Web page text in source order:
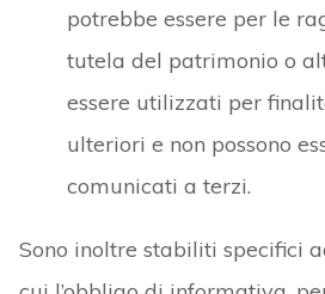
potrebbe essere per le
tutela del patrimonio o
essere utilizzati per
ulteriori e non possono
comunicati a terzi.
Sono inoltre stabiliti specifici